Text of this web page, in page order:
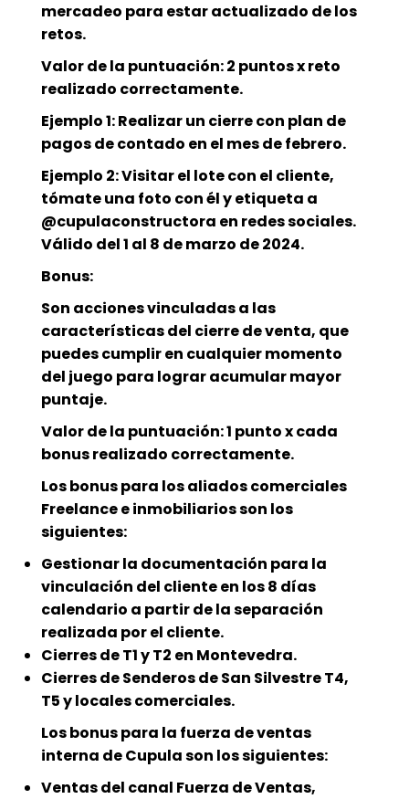
mercadeo para estar actualizado de los
retos.
Valor de la puntuación: 2 puntos x reto
realizado correctamente.
Ejemplo 1: Realizar un cierre con plan de
pagos de contado en el mes de febrero.
Ejemplo 2: Visitar el lote con el cliente,
tómate una foto con él y etiqueta a
@cupulaconstructora en redes sociales.
Válido del 1 al 8 de marzo de 2024.
Bonus:
Son acciones vinculadas a las
características del cierre de venta, que
puedes cumplir en cualquier momento
del juego para lograr acumular mayor
puntaje.
Valor de la puntuación: 1 punto x cada
bonus realizado correctamente.
Los bonus para los aliados comerciales
Freelance e inmobiliarios son los
siguientes:
Gestionar la documentación para la
vinculación del cliente en los 8 días
calendario a partir de la separación
realizada por el cliente.
Cierres de T1 y T2 en Montevedra.
Cierres de Senderos de San Silvestre T4,
T5 y locales comerciales.
Los bonus para la fuerza de ventas
interna de Cupula son los siguientes:
Ventas del canal Fuerza de Ventas,